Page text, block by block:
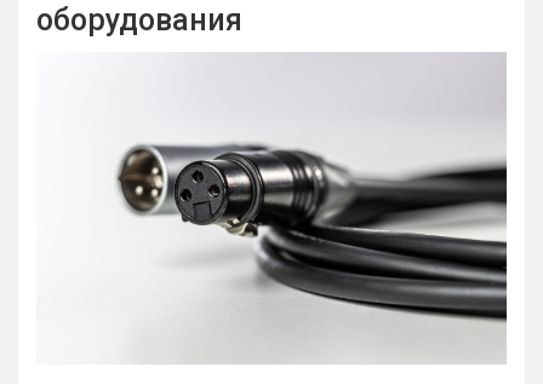
оборудования